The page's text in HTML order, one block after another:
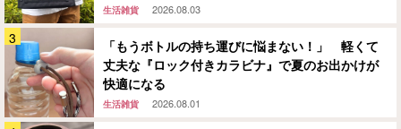
生活雑貨 2026.08.03
「もうボトルの持ち運びに悩まない！」 軽くて
丈夫な『ロック付きカラビナ』で夏のお出かけが
快適になる
生活雑貨 2026.08.01